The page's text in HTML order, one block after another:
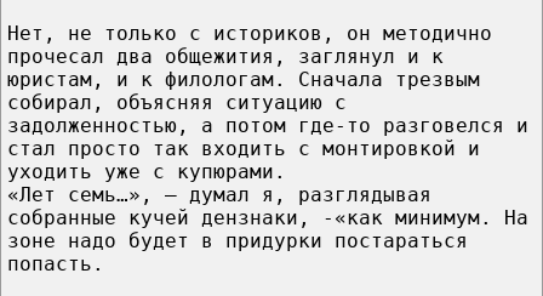
Нет, не только с историков, он методично
прочесал два общежития, заглянул и к
юристам, и к филологам. Сначала трезвым
собирал, объясняя ситуацию с
задолженностью, а потом где-то разговелся и
стал просто так входить с монтировкой и
уходить уже с купюрами.
«Лет семь…», — думал я, разглядывая
собранные кучей дензнаки, -«как минимум. На
зоне надо будет в придурки постараться
попасть.